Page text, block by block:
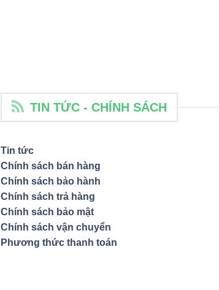
TIN TỨC - CHÍNH SÁCH
Tin tức
Chính sách bán hàng
Chính sách bảo hành
Chính sách trả hàng
Chính sách bảo mật
Chính sách vận chuyển
Phương thức thanh toán